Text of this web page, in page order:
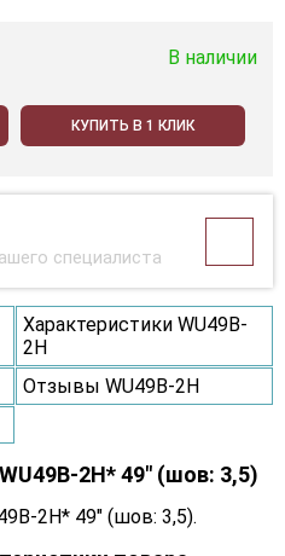
В наличии
КУПИТЬ В 1 КЛИК
специалиста
Характеристики WU49B-
2H
Отзывы WU49B-2H
2H* 49" (шов: 3,5)
2H* 49" (шов: 3,5).